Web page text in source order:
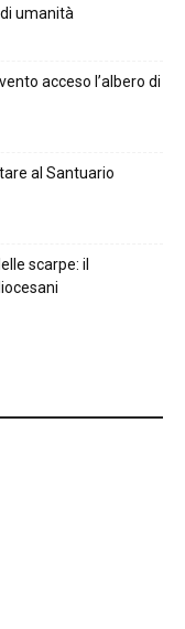
umanità
acceso l’albero di
al Santuario
scarpe: il